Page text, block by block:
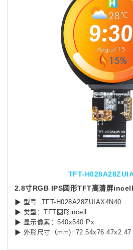
TFT-
▶ 型号: TFT-H028A28ZUIAX4N40
▶ 类型：TFT圆形incell
▶ 显示像素：540x540 Px
▶ 外形尺寸（mm): 72.54x76.47x2.47